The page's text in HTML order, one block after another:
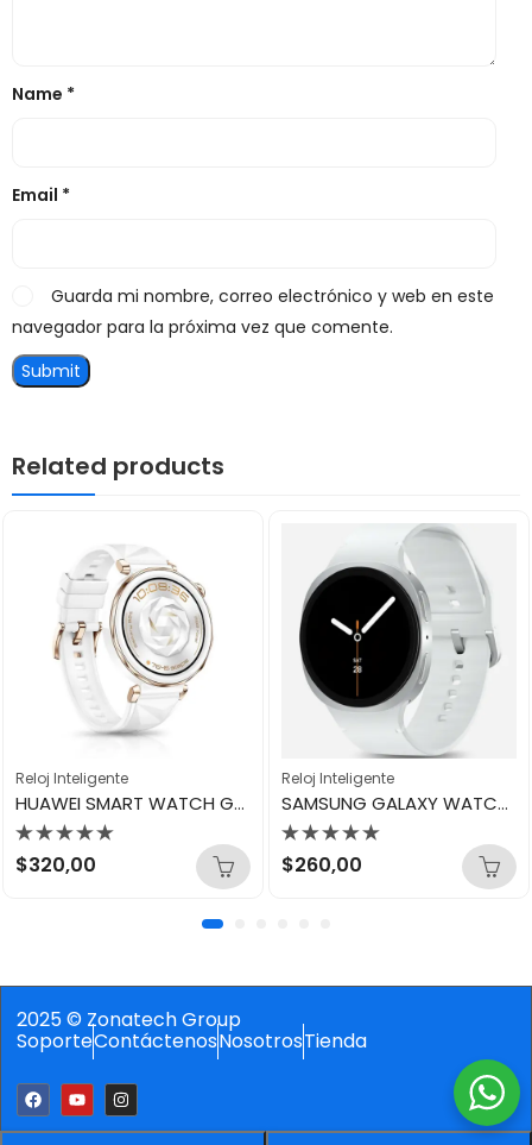
Name *
Email *
Guarda mi nombre, correo electrónico y web en este
navegador para la próxima vez que comente.
Related products
Reloj Inteligente
HUAWEI SMART WATCH GT 5 PRO 42MM WHITE
Valorado
con
$320,00
Reloj Inteligente
SAMSUNG GALAXY WATCH 8 44MM SILVER
Valorado
con
$260,00
2025 © Zonatech Group
SoporteContáctenosNosotrosTienda